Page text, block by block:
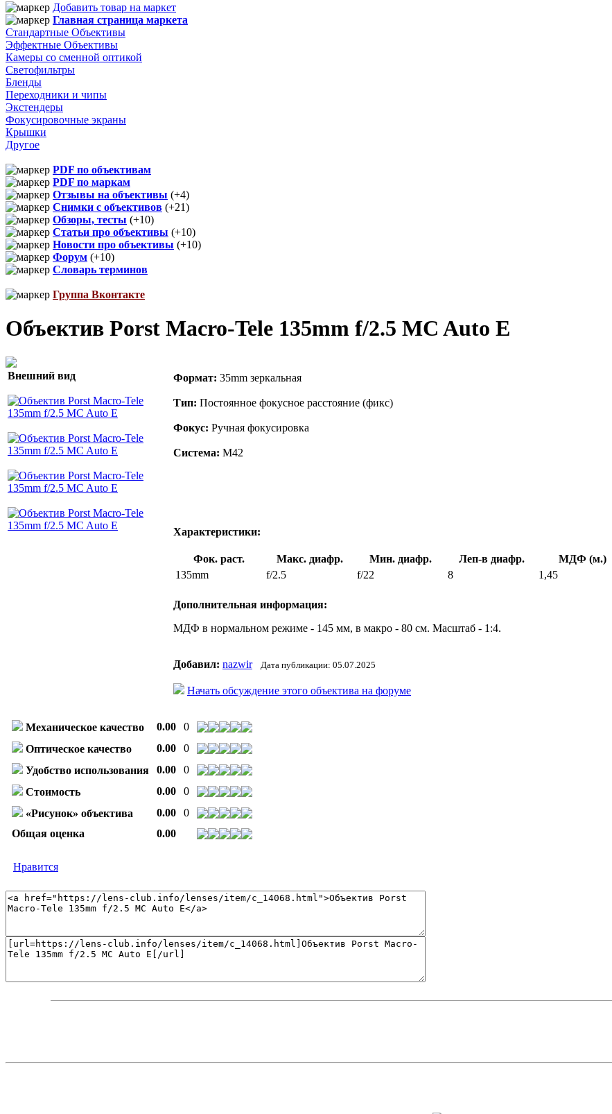
Добавить товар на маркет
Главная страница маркета
Стандартные Объективы
Эффектные Объективы
Камеры со сменной оптикой
Светофильтры
Бленды
Переходники и чипы
Экстендеры
Фокусировочные экраны
Крышки
Другое
PDF по объективам
PDF по маркам
Отзывы на объективы (+4)
Снимки с объективов (+21)
Обзоры, тесты (+10)
Статьи про объективы (+10)
Новости про объективы (+10)
Форум (+10)
Словарь терминов
Группа Вконтакте
Объектив Porst Macro-Tele 135mm f/2.5 MC Auto E
Внешний вид Формат: 35mm зеркальная
Тип: Постоянное фокусное расстояние (фикс)
Фокус: Ручная фокусировка
Система: M42
Характеристики:
Фок. раст. Макс. диафр. Мин. диафр. Леп-в диафр. МДФ (м.)
135mm
f/2.5 f/22 8 1,45
Дополнительная информация:
МДФ в нормальном режиме - 145 мм, в макро - 80 см. Масштаб - 1:4.
Добавил: nazwir Дата публикации: 05.07.2025
Начать обсуждение этого объектива на форуме
Механическое качество 0.00
0
Оптическое качество
0.00
0
Удобство использования
0.00
0
Стоимость
0.00
0
«Рисунок» объектива
0.00
0
Общая оценка
0.00
Нравится